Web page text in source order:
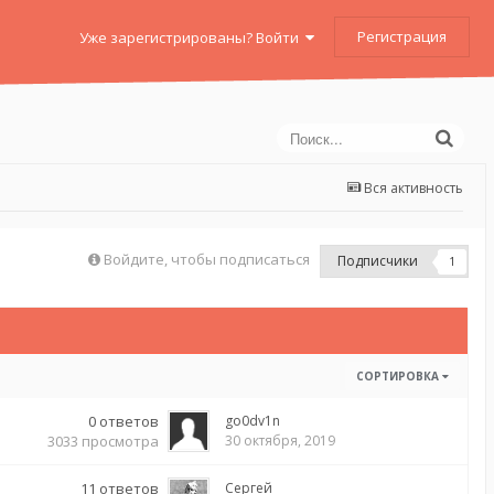
Уже зарегистрированы? Войти Регистрация
Вся активность
Войдите, чтобы подписаться Подписчики 1
СОРТИРОВКА
0 ответов
3033 просмотра
go0dv1n
30 октября, 2019
11 ответов
Сергей